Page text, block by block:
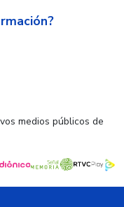
medios públicos de